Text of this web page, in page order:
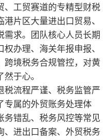
工贸赛道的专精型财税
片区大量进出口贸易、
需求。团队核心人员长期
办理、海关年报申报、
跨境税务合规管控，对黄
于心。
流程严谨、税务监管严
专属的外贸账务处理体
务错乱、税务风控等常见
、进出口备案、外贸税务